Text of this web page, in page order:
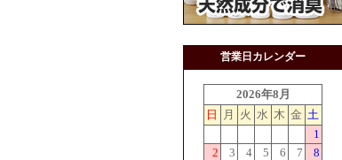
営業日カレンダー
2026年8月
日
月 火 水 木 金 土
1
2
3 4 5 6 7
8